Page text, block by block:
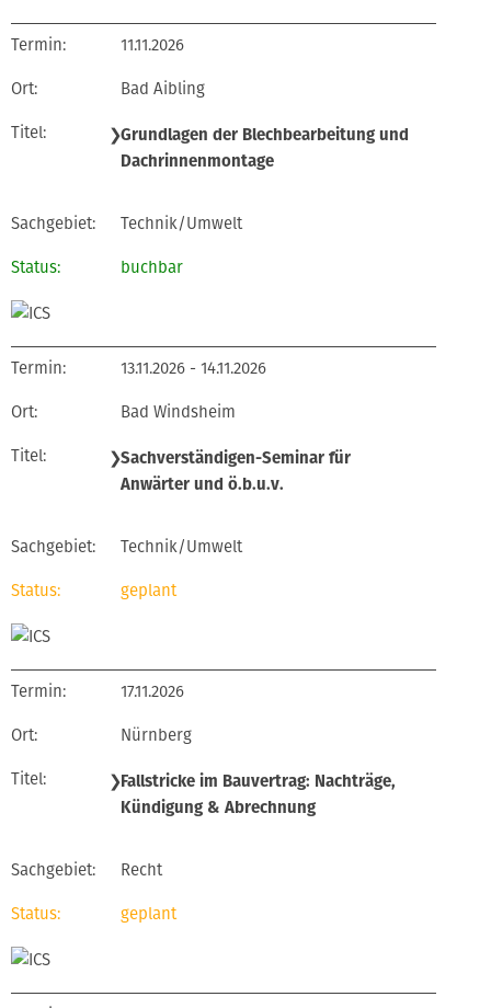
11.11.2026
Bad Aibling
❯Grundlagen der Blechbearbeitung und
Dachrinnenmontage
Technik/Umwelt
buchbar
13.11.2026 - 14.11.2026
Bad Windsheim
❯Sachverständigen-Seminar für
Anwärter und ö.b.u.v.
Technik/Umwelt
geplant
17.11.2026
Nürnberg
❯Fallstricke im Bauvertrag: Nachträge,
Kündigung & Abrechnung
Recht
geplant